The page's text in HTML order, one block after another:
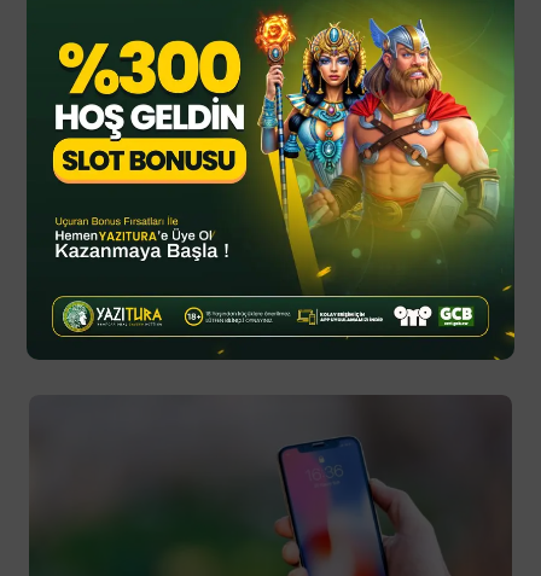
YTSPOR
UpdatedHaziran 20, 2025
Spor Haberleri
Read Next